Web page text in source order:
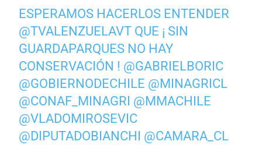
ESPERAMOS HACERLOS ENTENDER
@TVALENZUELAVT QUE ¡ SIN
GUARDAPARQUES NO HAY
CONSERVACIÓN ! @GABRIELBORIC
@GOBIERNODECHILE @MINAGRICL
@CONAF_MINAGRI @MMACHILE
@VLADOMIROSEVIC
@DIPUTADOBIANCHI @CAMARA_CL